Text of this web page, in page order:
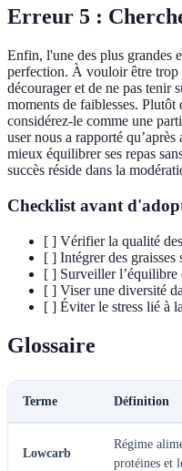
Erreur 5 :
Enfin, l'une des plus grandes
perfection. À vouloir être trop
décourager et de ne pas tenir
moments de faiblesses.
considérez-le comme une
user nous a rapporté
mieux équilibrer ses repas
succès réside dans la
Checklist avant
[ ] Vérifier la qualité
[ ] Intégrer des graisses
[ ] Surveiller l’équilibre
[ ] Viser une diversité
[ ] Éviter le stress lié à
Glossaire
Terme Définition
Lowcarb
Régime
protéines et